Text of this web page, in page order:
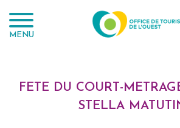
MENU
FETE DU COURT-
STELLA